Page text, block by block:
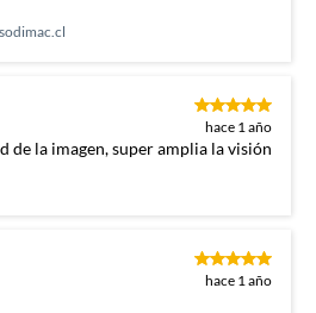
sodimac.cl
hace 1 año
de la imagen, super amplia la visión
hace 1 año